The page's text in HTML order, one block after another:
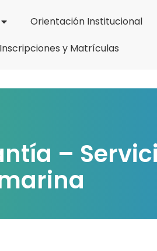
Orientación Institucional
Inscripciones y Matrículas
–